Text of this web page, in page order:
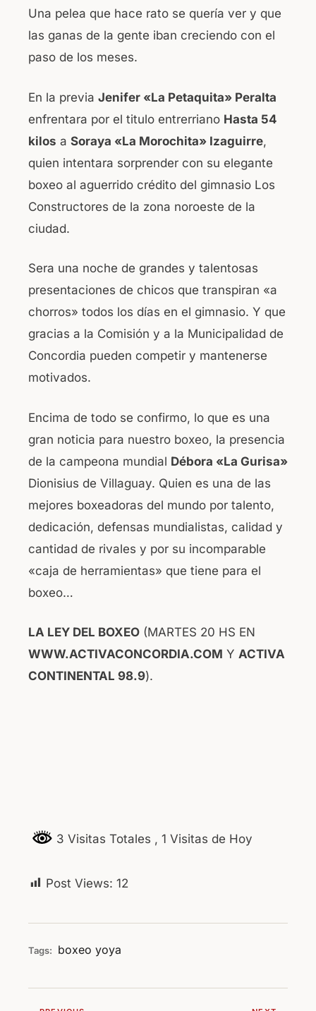
Una pelea que hace rato se quería ver y que
las ganas de la gente iban creciendo con el
paso de los meses.
En la previa Jenifer «La Petaquita» Peralta
enfrentara por el titulo entrerriano Hasta 54
kilos a Soraya «La Morochita» Izaguirre,
quien intentara sorprender con su elegante
boxeo al aguerrido crédito del gimnasio Los
Constructores de la zona noroeste de la
ciudad.
Sera una noche de grandes y talentosas
presentaciones de chicos que transpiran «a
chorros» todos los días en el gimnasio. Y que
gracias a la Comisión y a la Municipalidad de
Concordia pueden competir y mantenerse
motivados.
Encima de todo se confirmo, lo que es una
gran noticia para nuestro boxeo, la presencia
de la campeona mundial Débora «La Gurisa»
Dionisius de Villaguay. Quien es una de las
mejores boxeadoras del mundo por talento,
dedicación, defensas mundialistas, calidad y
cantidad de rivales y por su incomparable
«caja de herramientas» que tiene para el
boxeo…
LA LEY DEL BOXEO (MARTES 20 HS EN
WWW.ACTIVACONCORDIA.COM Y ACTIVA
CONTINENTAL 98.9).
3 Visitas Totales , 1 Visitas de Hoy
Post Views: 12
Tags: boxeo yoya